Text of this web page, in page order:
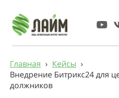
Главная › Кейсы ›
Внедрение Битрикс24 для
должников